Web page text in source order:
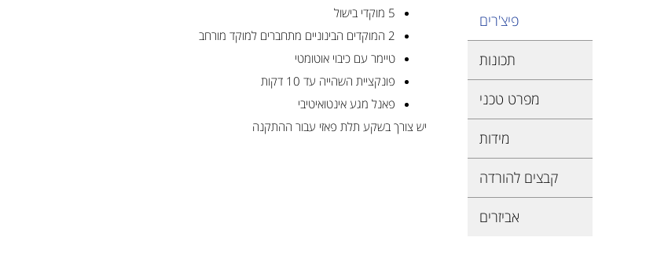
פיצ'רים
תכונות
מפרט טכני
מידות
קבצים להורדה
אביזרים
5 מוקדי בישול
2 המוקדים הבינוניים מתחברים למוקד מורחב
טיימר עם כיבוי אוטומטי
פונקציית השהייה עד 10 דקות
פאנל מגע אינטואיטיבי
יש צורך בשקע תלת פאזי עבור ההתקנה